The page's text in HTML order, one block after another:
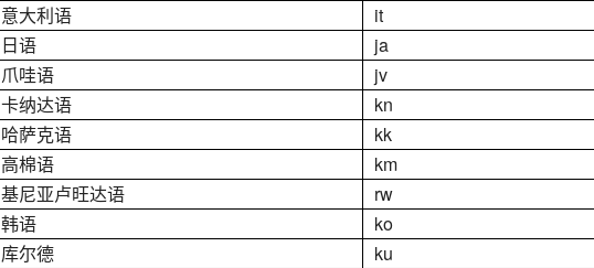
意大利语
it
日语
ja
爪哇语
jv
卡纳达语
kn
哈萨克语
kk
高棉语
km
基尼亚卢旺达语
rw
韩语
ko
库尔德
ku